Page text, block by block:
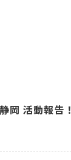
活動報告！